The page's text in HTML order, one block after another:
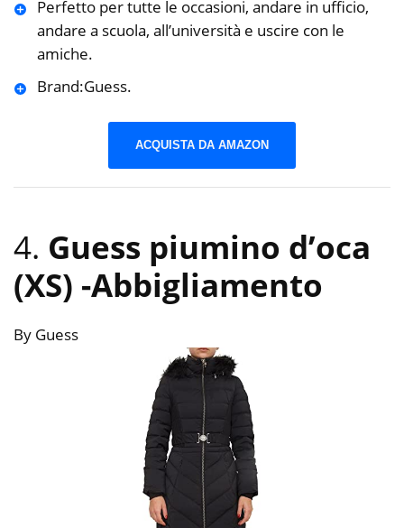
Perfetto per tutte le occasioni, andare in ufficio,
andare a scuola, all’università e uscire con le
amiche.
Brand:Guess.
ACQUISTA DA AMAZON
4. Guess piumino d’oca
(XS) -Abbigliamento
By Guess